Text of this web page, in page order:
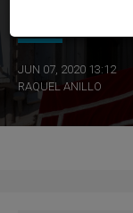
JUN 07, 2020 13:12
RAQUEL ANILLO